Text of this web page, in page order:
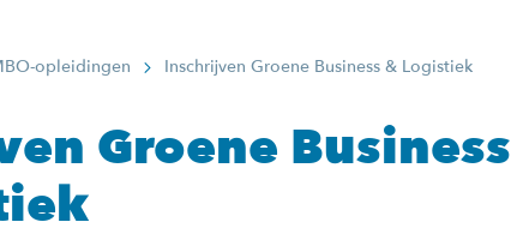
opleidingen Inschrijven Groene Business & Logistiek
Groene Business